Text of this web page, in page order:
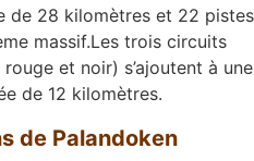
de 28 kilomètres et 22 pistes
massif.Les trois circuits
et noir) s’ajoutent à une
de 12 kilomètres.
de Palandoken